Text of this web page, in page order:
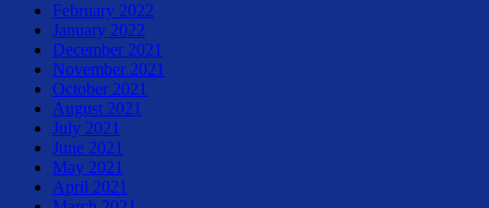
February 2022
January 2022
December 2021
November 2021
October 2021
August 2021
July 2021
June 2021
May 2021
April 2021